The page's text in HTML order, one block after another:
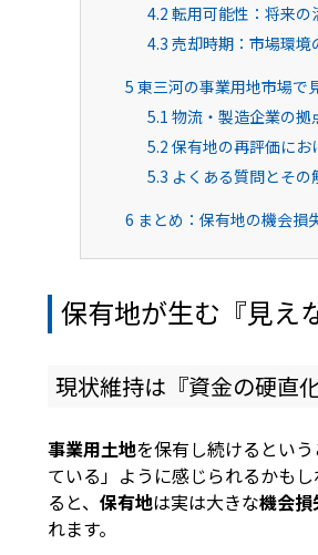
4.2 転用可能性：将来の
4.3 売却時期：市場環境
5 東三河の事業用地市場で
5.1 物流・製造企業の拠
5.2 保有地の再評価にお
5.3 よくある質問とその
6 まとめ：保有地の機会損
保有地が生む『見え
現状維持は『資金の硬直
事業用土地を保有し続けるとい
ている」ように感じられるかも
ると、 保有地は実は大きな機会損
れます。